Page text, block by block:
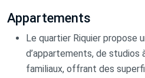
Appartements
Le quartier Riquier propose
d’appartements, de studios
familiaux, offrant des